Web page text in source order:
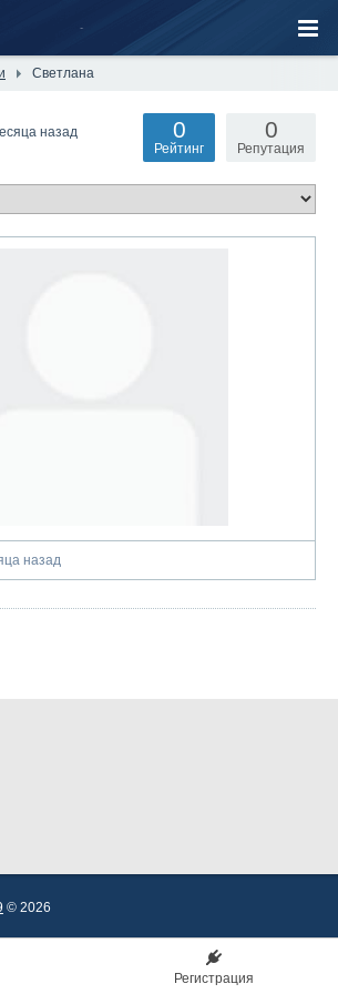
Светлана
назад 0
Репутация
0
Рейтинг
назад
© 2026
Регистрация